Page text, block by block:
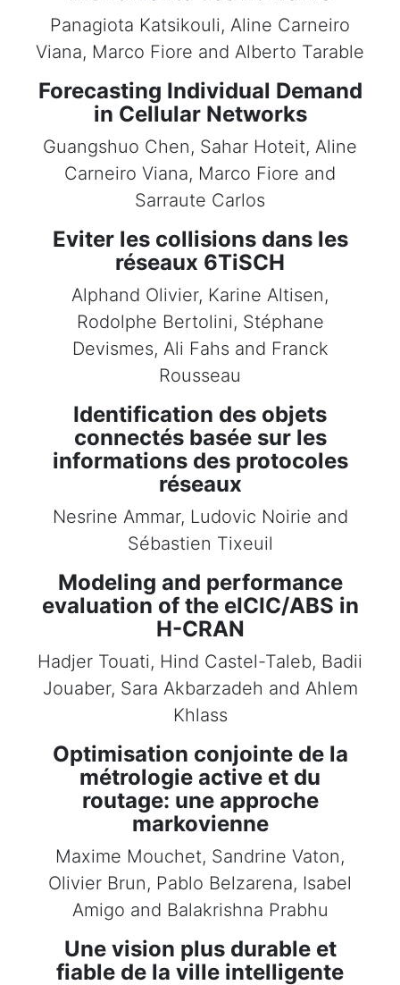
Panagiota Katsikouli, Aline Carneiro
Viana, Marco Fiore and Alberto Tarable
Forecasting Individual Demand
in Cellular Networks
Guangshuo Chen, Sahar Hoteit, Aline
Carneiro Viana, Marco Fiore and
Sarraute Carlos
Eviter les collisions dans les
réseaux 6TiSCH
Alphand Olivier, Karine Altisen,
Rodolphe Bertolini, Stéphane
Devismes, Ali Fahs and Franck
Rousseau
Identification des objets
connectés basée sur les
informations des protocoles
réseaux
Nesrine Ammar, Ludovic Noirie and
Sébastien Tixeuil
Modeling and performance
evaluation of the eICIC/ABS in
H-CRAN
Hadjer Touati, Hind Castel-Taleb, Badii
Jouaber, Sara Akbarzadeh and Ahlem
Khlass
Optimisation conjointe de la
métrologie active et du
routage: une approche
markovienne
Maxime Mouchet, Sandrine Vaton,
Olivier Brun, Pablo Belzarena, Isabel
Amigo and Balakrishna Prabhu
Une vision plus durable et
fiable de la ville intelligente